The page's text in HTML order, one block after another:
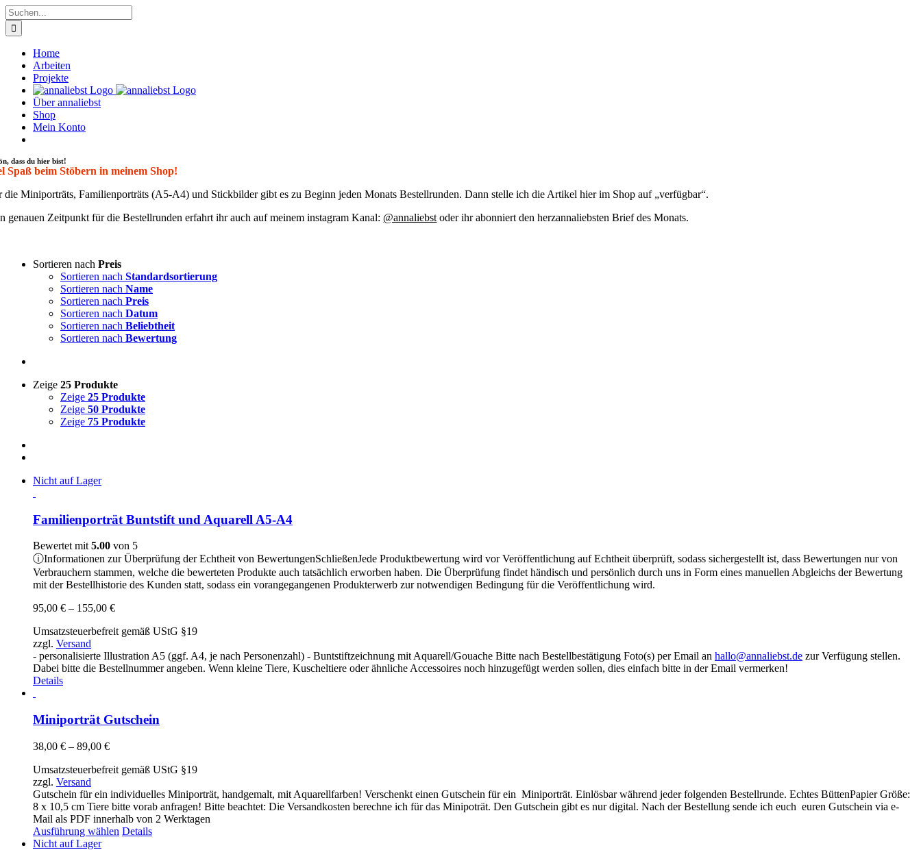
Zum
Inhalt
springen
Suche
nach:
Home
Arbeiten
Projekte
Über annaliebst
Shop
Mein Konto
dass du hier bist!
Spaß beim Stöbern in meinem Shop!
die Mini­por­träts, Fami­li­en­por­träts (A5-A4) und Stick­bil­der gibt es zu Beginn jeden Monats Bestell­run­den. Dann stel­le ich die Arti­kel hier im Shop auf „ver­füg­bar“.
genau­en Zeit­punkt für die Bestell­run­den erfahrt ihr auch auf mei­nem insta­gram Kanal: @annaliebst oder ihr abon­niert den her­zan­na­liebs­ten Brief des Monats.
Sortieren nach Preis
Sortieren nach Standardsortierung
Sortieren nach Name
Sortieren nach Preis
Sortieren nach Datum
Sortieren nach Beliebtheit
Sortieren nach Bewertung
Zeige 25 Produkte
Zeige 25 Produkte
Zeige 50 Produkte
Zeige 75 Produkte
Nicht auf Lager
Familienporträt Buntstift und Aquarell A5-A4
Bewertet mit5.00 von 5
ⓘInformationen zur Überprüfung der Echtheit von BewertungenSchließenJede Produktbewertung wird vor Veröffentlichung auf Echtheit überprüft, sodass sichergestellt ist, dass Bewertungen nur von
Verbrauchern stammen, welche die bewerteten Produkte auch tatsächlich erworben haben. Die Überprüfung findet händisch und persönlich durch uns in Form eines manuellen Abgleichs der Bewertung
mit der Bestellhistorie des Kunden statt, sodass ein vorangegangenen Produkterwerb zur notwendigen Bedingung für die Veröffentlichung wird.
95,00 € – 155,00 €Preisspanne:
bis
Umsatzsteuerbefreit gemäß UStG §19
zzgl. Versand
- personalisierte Illustration A5 (ggf. A4, je nach Personenzahl) - Buntstiftzeichnung mit Aquarell/Gouache Bitte nach Bestellbestätigung Foto(s) per Email an hallo@annaliebst.de zur Verfügung stellen.
Dabei bitte die Bestellnummer angeben. Wenn kleine Tiere, Kuscheltiere oder ähnliche Accessoires noch hinzugefügt werden sollen, dies einfach bitte in der Email vermerken!
Details
Miniporträt Gutschein
38,00 € – 89,00 €Preisspanne:
bis
Umsatzsteuerbefreit gemäß UStG §19
zzgl. Versand
Gutschein für ein individuelles Miniporträt, handgemalt, mit Aquarellfarben! Verschenkt einen Gutschein für ein Miniporträt. Einlösbar während jeder folgenden Bestellrunde. Echtes BüttenPapier Größe:
8 x 10,5 cm Tiere bitte vorab anfragen! Bitte beachtet: Die Versandkosten berechne ich für das Minipoträt. Den Gutschein gibt es nur digital. Nach der Bestellung sende ich euch euren Gutschein via e-
Mail als PDF innerhalb von 2 Werktagen
Ausführung wählen Dieses
Details
Nicht auf Lager